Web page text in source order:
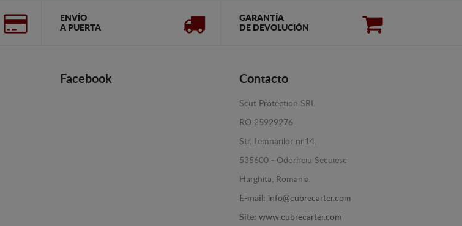
ENVÍO
A PUERTA
GARANTÍA
DE DEVOLUCIÓN
Facebook Contacto
Scut Protection SRL
RO 25929276
Str. Lemnarilor nr.14.
535600 - Odorheiu Secuiesc
Harghita, Romania
E-mail: info@cubrecarter.com
Site: www.cubrecarter.com